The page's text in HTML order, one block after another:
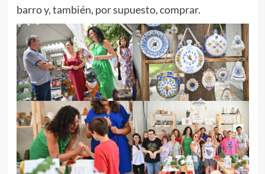
barro y, también, por supuesto, comprar.